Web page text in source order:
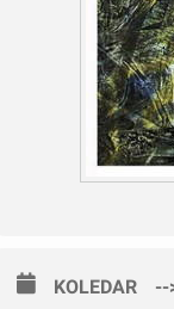
KOLEDAR --